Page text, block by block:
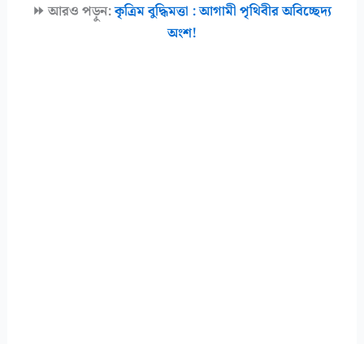
⏩ আরও পড়ুন:কৃত্রিম বুদ্ধিমত্তা : আগামী পৃথিবীর অবিচ্ছেদ্য
অংশ!